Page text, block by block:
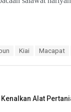
Kiai Macapat
Alat